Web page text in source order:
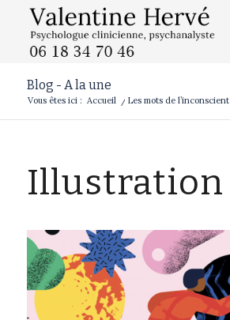
Blog - A la une
Vous êtes ici : Accueil / Les mots de l’inconscient
Illustration